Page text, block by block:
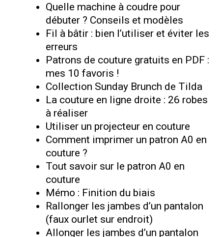
Quelle machine à coudre pour
débuter ? Conseils et modèles
Fil à bâtir : bien l’utiliser et éviter les
erreurs
Patrons de couture gratuits en PDF :
mes 10 favoris !
Collection Sunday Brunch de Tilda
La couture en ligne droite : 26 robes
à réaliser
Utiliser un projecteur en couture
Comment imprimer un patron A0 en
couture ?
Tout savoir sur le patron A0 en
couture
Mémo : Finition du biais
Rallonger les jambes d’un pantalon
(faux ourlet sur endroit)
Allonger les jambes d’un pantalon